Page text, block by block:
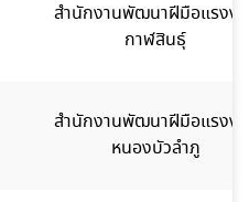
สำนักงานพัฒนาฝีมือแรงง
กาฬสินธุ์
สำนักงานพัฒนาฝีมือแรงง
หนองบัวลำภู